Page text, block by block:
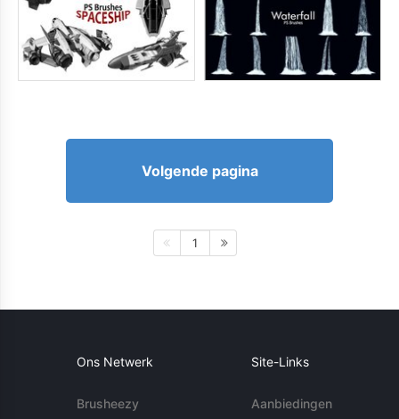
Volgende pagina
1
Ons Netwerk
Brusheezy
Site-Links
Aanbiedingen